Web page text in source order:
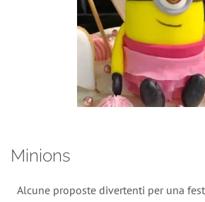
Minions
Alcune proposte divertenti per una